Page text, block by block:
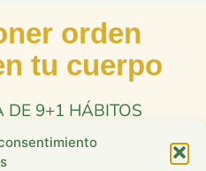
orden
tu cuerpo
DE 9+1 HÁBITOS
ADEMÁS TU PLAN